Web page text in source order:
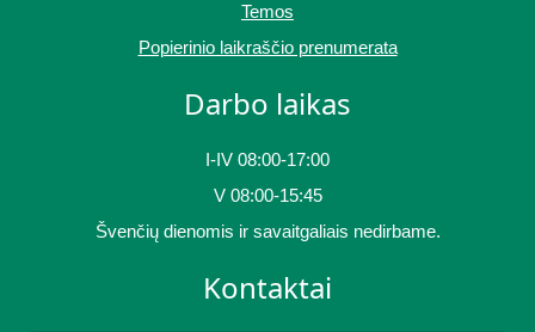
Temos
Popierinio laikraščio prenumerata
Darbo laikas
I-IV 08:00-17:00
V 08:00-15:45
Švenčių dienomis ir savaitgaliais nedirbame.
Kontaktai